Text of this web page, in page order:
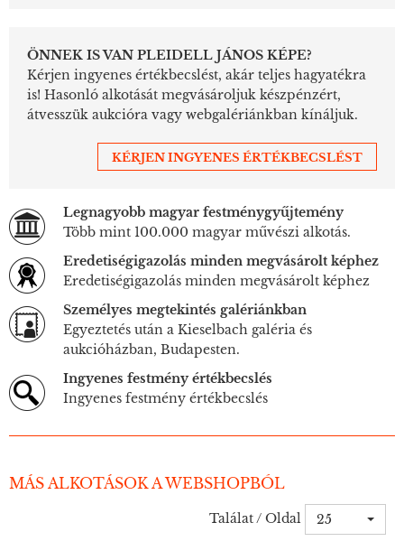
ÖNNEK IS VAN PLEIDELL JÁNOS KÉPE?
Kérjen ingyenes értékbecslést, akár teljes hagyatékra
is! Hasonló alkotását megvásároljuk készpénzért,
átvesszük aukcióra vagy webgalériánkban kínáljuk.
KÉRJEN INGYENES ÉRTÉKBECSLÉST
Legnagyobb magyar festménygyűjtemény
Több mint 100.000 magyar művészi alkotás.
Eredetiségigazolás minden megvásárolt képhez
Eredetiségigazolás minden megvásárolt képhez
Személyes megtekintés galériánkban
Egyeztetés után a Kieselbach galéria és
aukcióházban, Budapesten.
Ingyenes festmény értékbecslés
Ingyenes festmény értékbecslés
MÁS ALKOTÁSOK A WEBSHOPBÓL
Találat / Oldal 25